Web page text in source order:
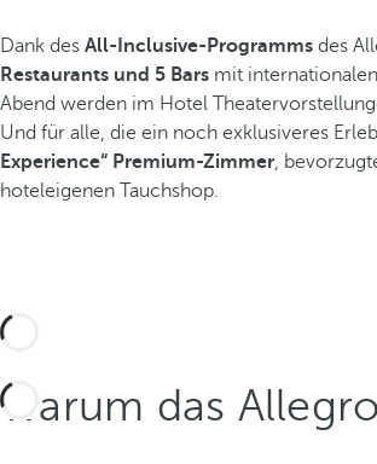
Dank des All-Inclusive-Programms des
Restaurants und 5 Bars mit
Abend werden im Hotel
Und für alle, die ein noch exklusiveres
Experience“ Premium-Zimmer,
hoteleigenen Tauchshop.
Warum das